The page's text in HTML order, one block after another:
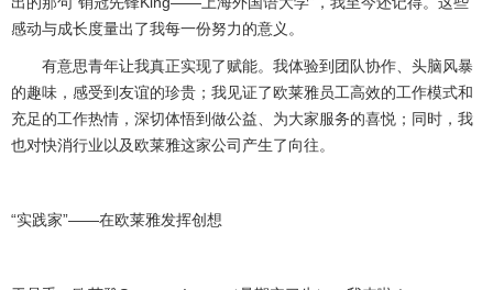
感动与成长度量出了我每一份努力的意义。
有意思青年让我真正实现了赋能。我体验到团队协作、头脑风暴
的趣味，感受到友谊的珍贵；我见证了欧莱雅员工高效的工作模式和
充足的工作热情，深切体悟到做公益、为大家服务的喜悦；同时，我
也对快消行业以及欧莱雅这家公司产生了向往。
“实践家”——在欧莱雅发挥创想